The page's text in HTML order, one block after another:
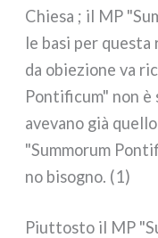
Chiesa ; il MP
le basi per
da obie­zio­ne va
Pontificum" non è
ave­va­no già
"Summorum
no biso­gno. (1)
Piuttosto il MP